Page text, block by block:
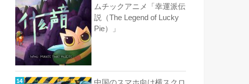
ムチックアニメ「幸運派伝
説（The Legend of Lucky
Pie）」
中国のスマホ向け横スクロ